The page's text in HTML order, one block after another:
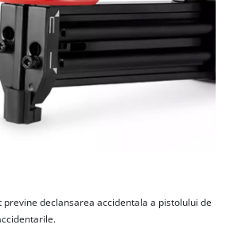
declansarea accidentala a pistolului de